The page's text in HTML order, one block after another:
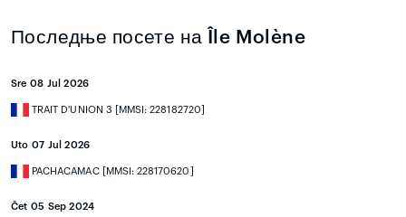
Последње посете на Île Molène
Sre 08 Jul 2026
TRAIT D'UNION 3 [MMSI: 228182720]
Uto 07 Jul 2026
PACHACAMAC [MMSI: 228170620]
Čet 05 Sep 2024